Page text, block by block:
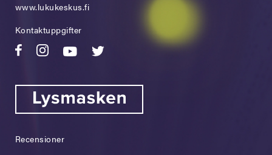
www.lukukeskus.fi
Kontaktuppgifter
Recensioner